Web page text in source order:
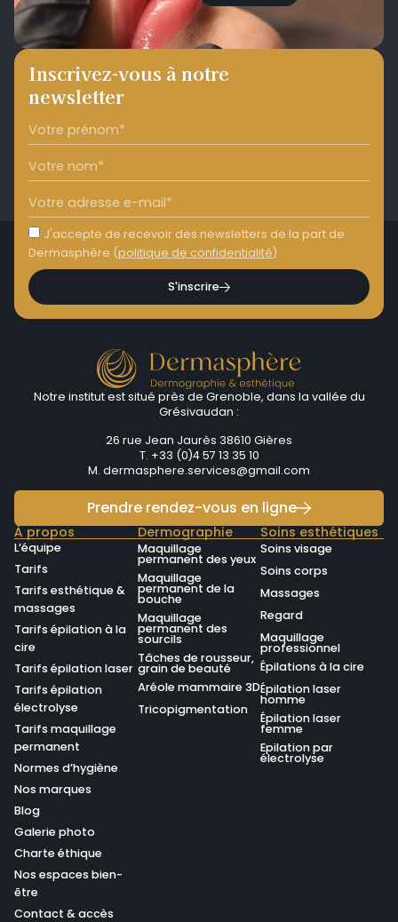
Inscrivez-vous à notre
newsletter
J'accepte de recevoir des newsletters de la part de
Dermasphère (politique de confidentialité)
S'inscrire
Notre institut est situé près de Grenoble, dans la vallée du
Grésivaudan :
26 rue Jean Jaurès 38610 Gières
T. +33 (0)4 57 13 35 10
M. dermasphere.services@gmail.com
Prendre rendez-vous en ligne
À propos
L’équipe
Tarifs
Tarifs esthétique &
massages
Tarifs épilation à la
cire
Tarifs épilation laser
Tarifs épilation
électrolyse
Tarifs maquillage
permanent
Normes d’hygiène
Nos marques
Blog
Galerie photo
Charte éthique
Nos espaces bien-
être
Contact & accès
Dermographie
Maquillage
permanent des yeux
Maquillage
permanent de la
bouche
Maquillage
permanent des
sourcils
Tâches de rousseur,
grain de beauté
Aréole mammaire 3D
Tricopigmentation
Soins esthétiques
Soins visage
Soins corps
Massages
Regard
Maquillage
professionnel
Épilations à la cire
Épilation laser
homme
Épilation laser
femme
Epilation par
électrolyse